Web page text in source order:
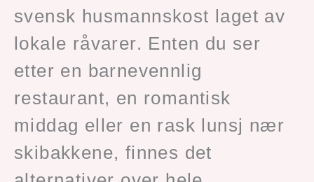
svensk husmannskost laget av
lokale råvarer. Enten du ser
etter en barnevennlig
restaurant, en romantisk
middag eller en rask lunsj nær
skibakkene, finnes det